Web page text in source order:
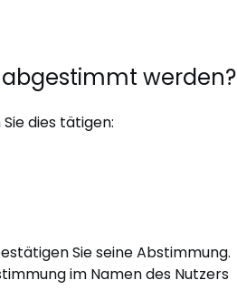
werden?
dies tätigen:
Sie seine Abstimmung.
im Namen des Nutzers